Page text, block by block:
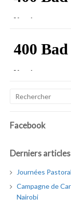
Facebook
Derniers articles
Journées
Campagne de
Nairobi